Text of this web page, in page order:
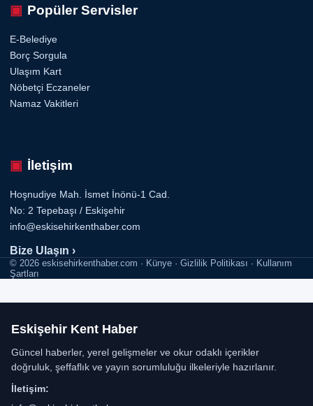
Popüler Servisler
E-Belediye
Borç Sorgula
Ulaşım Kart
Nöbetçi Eczaneler
Namaz Vakitleri
İletişim
Hoşnudiye Mah. İsmet İnönü-1 Cad.
No: 2 Tepebaşı / Eskişehir
info@eskisehirkenthaber.com
Bize Ulaşın ›
© 2026 eskisehirkenthaber.com · Künye · Gizlilik Politikası · Kullanım
Şartları
Eskişehir Kent Haber
Güncel haberler, yerel gelişmeler ve okur odaklı içerikler
doğruluk, şeffaflık ve yayın sorumluluğu ilkeleriyle hazırlanır.
İletişim: